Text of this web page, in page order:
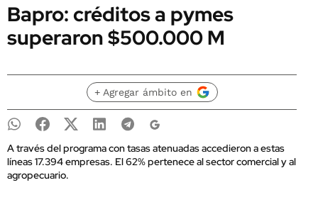
Bapro: créditos a pymes
superaron $500.000 M
+ Agregar ámbito en
A través del programa con tasas atenuadas accedieron a estas
líneas 17.394 empresas. El 62% pertenece al sector comercial y al
agropecuario.